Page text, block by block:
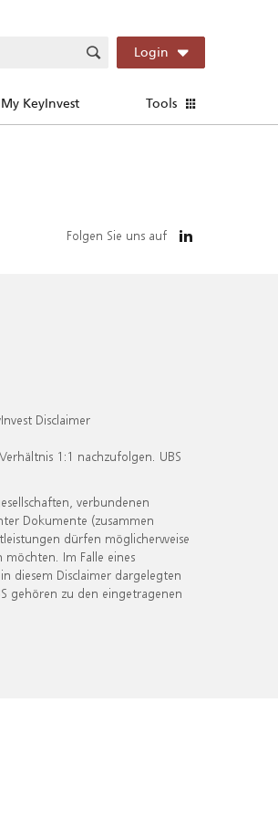
Login
My KeyInvest Tools
Folgen Sie uns auf
Disclaimer
1:1 nachzufolgen. UBS
verbundenen
Dokumente (zusammen
dürfen möglicherweise
Im Falle eines
diesem Disclaimer dargelegten
gehören zu den eingetragenen